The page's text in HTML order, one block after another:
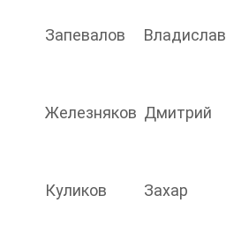
Запевалов Владислав
Железняков Дмитрий
Куликов Захар